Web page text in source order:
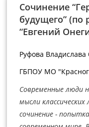
Сочинение
будущего”
“Евгений
Руфова Владислава
ГБПОУ МО
Современные люди
мысли
сочинение -